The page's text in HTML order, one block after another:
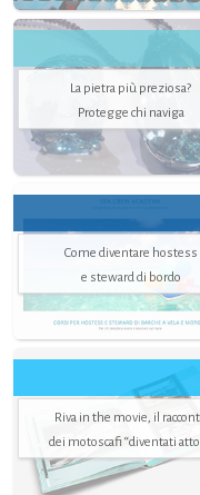
La pietra più preziosa?
Protegge chi naviga
Come diventare hostess
e steward di bordo
Riva in the movie, il
dei motoscafi “diventati